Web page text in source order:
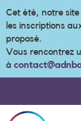
Cet été, notre
les inscriptions
proposé.
Vous rencontrez
à